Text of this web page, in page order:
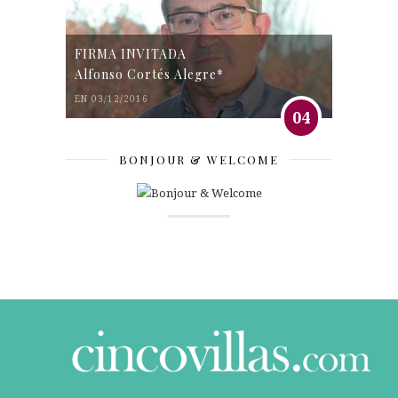
FIRMA INVITADA
Alfonso Cortés Alegre*
EN 03/12/2016
04
BONJOUR & WELCOME